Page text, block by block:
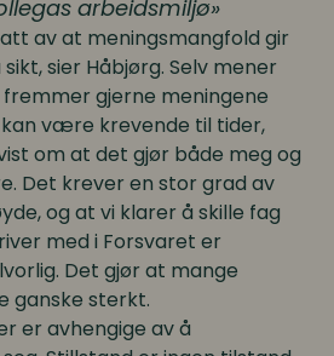
arbeidsmiljø
av at meningsmangfold gir
sier Håbjørg. Selv mener
gjerne meningene
være krevende til tider,
om at det gjør både meg og
Det krever en stor grad av
og at vi klarer å skille fag
med i Forsvaret er
Det gjør at mange
ganske sterkt.
er avhengige av å